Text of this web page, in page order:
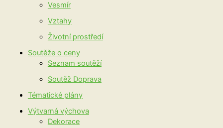
Vesmír
Vztahy
Životní prostředí
Soutěže o ceny
Seznam soutěží
Soutěž Doprava
Tématické plány
Výtvarná výchova
Dekorace